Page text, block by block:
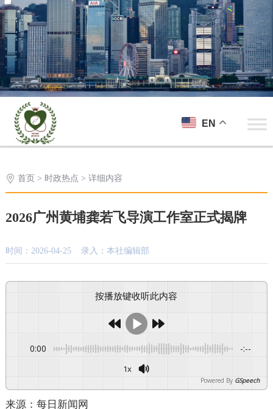
EN
首页 > 时政热点 > 详细内容
2026广州黄埔龚若飞导演工作室正式揭牌
时间：2026-04-25 录入：本社编辑部
按播放键收听此内容
0:00 -:--
1x
Powered By GSpeech
来源：每日新闻网